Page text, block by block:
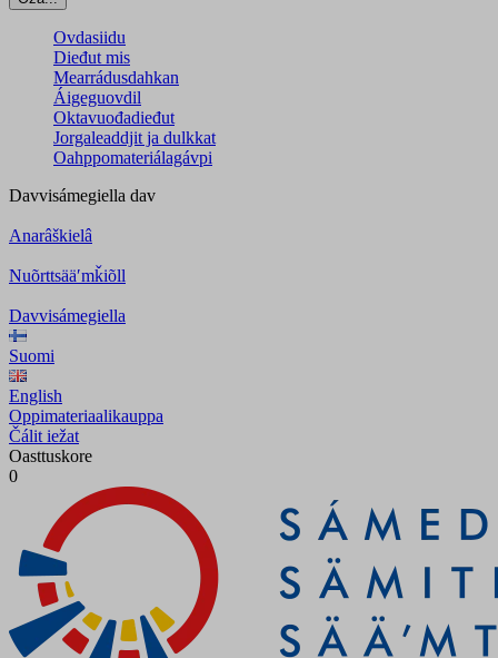
Ovdasiidu
Dieđut mis
Mearrádusdahkan
Áigeguovdil
Oktavuođadieđut
Jorgaleaddjit ja dulkkat
Oahppomateriálagávpi
Davvisámegiella dav
Anarâškielâ
Nuõrttsääʹmǩiõll
Davvisámegiella
Suomi
English
Oppimateriaalikauppa
Čálit iežat
Oasttuskore
0